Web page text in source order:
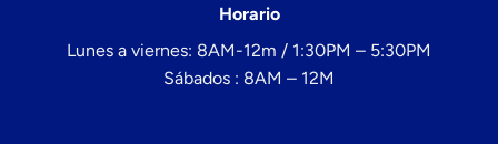
Horario
Lunes a viernes: 8AM-12m / 1:30PM – 5:30PM
Sábados : 8AM – 12M